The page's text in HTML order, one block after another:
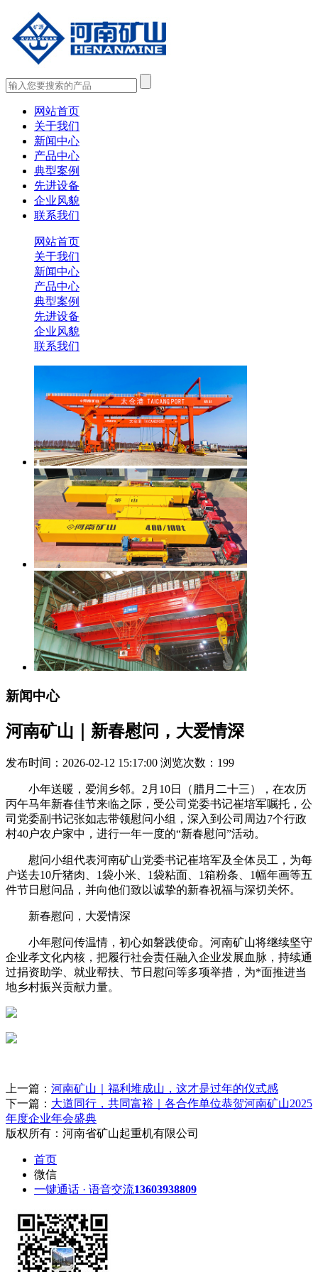
网站首页
关于我们
新闻中心
产品中心
典型案例
先进设备
企业风貌
联系我们
网站首页
关于我们
新闻中心
产品中心
典型案例
先进设备
企业风貌
联系我们
新闻中心
河南矿山｜新春慰问，大爱情深
发布时间：2026-02-12 15:17:00 浏览次数： 199
小年送暖，爱润乡邻。2月10日（腊月二十三），在农历
丙午马年新春佳节来临之际，受公司党委书记崔培军嘱托，公
司党委副书记张如志带领慰问小组，深入到公司周边7个行政
村40户农户家中，进行一年一度的“新春慰问”活动。
慰问小组代表河南矿山党委书记崔培军及全体员工，为每
户送去10斤猪肉、1袋小米、1袋粘面、1箱粉条、1幅年画等五
件节日慰问品，并向他们致以诚挚的新春祝福与深切关怀。
新春慰问，大爱情深
小年慰问传温情，初心如磐践使命。河南矿山将继续坚守
企业孝文化内核，把履行社会责任融入企业发展血脉，持续通
过捐资助学、就业帮扶、节日慰问等多项举措，为*面推进当
地乡村振兴贡献力量。
上一篇： 河南矿山｜福利堆成山，这才是过年的仪式感
下一篇： 大道同行，共同富裕｜各合作单位恭贺河南矿山2025
年度企业年会盛典
版权所有：河南省矿山起重机有限公司
首页
微信
一键通话 · 语音交流13603938809